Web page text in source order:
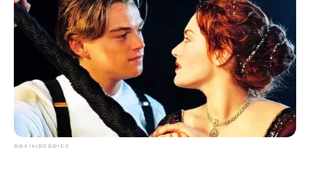
© 2025 EVIANEWS του Γιώργου Κουτσελίνη
BRAINBERRIES